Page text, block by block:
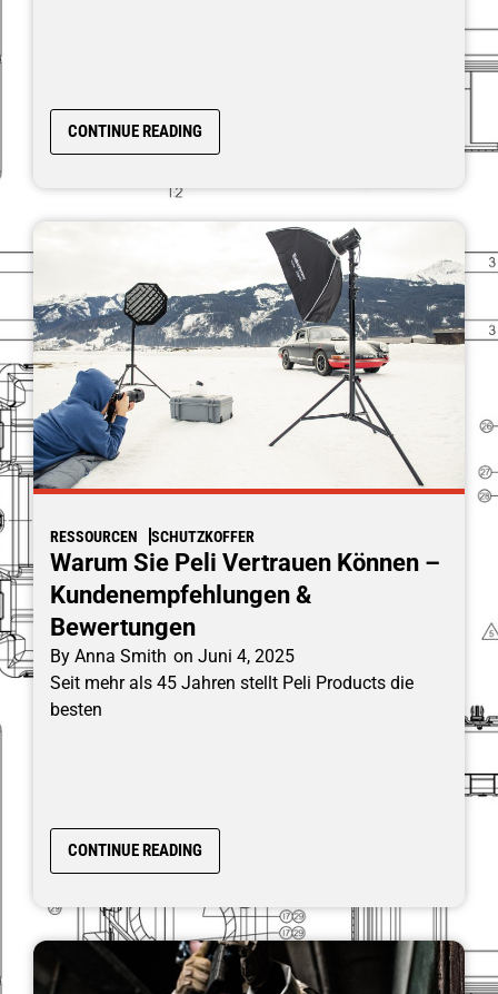
CONTINUE READING
RESSOURCEN SCHUTZKOFFER
Warum Sie Peli Vertrauen Können –
Kundenempfehlungen &
Bewertungen
By Anna Smith on Juni 4, 2025
Seit mehr als 45 Jahren stellt Peli Products die
besten
CONTINUE READING